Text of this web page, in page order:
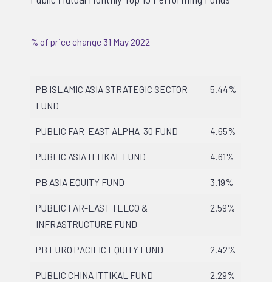
% of price change 31 May 2022
PB ISLAMIC ASIA STRATEGIC SECTOR
FUND
5.44%
PUBLIC FAR-EAST ALPHA-30 FUND 4.65%
PUBLIC ASIA ITTIKAL FUND 4.61%
PB ASIA EQUITY FUND 3.19%
PUBLIC FAR-EAST TELCO &
INFRASTRUCTURE FUND
2.59%
PB EURO PACIFIC EQUITY FUND 2.42%
PUBLIC CHINA ITTIKAL FUND 2.29%